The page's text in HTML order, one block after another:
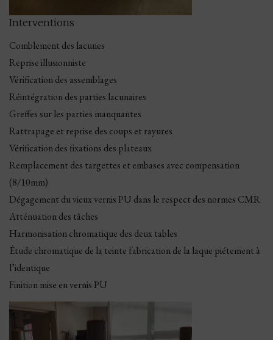
Interventions
Comblement des lacunes
Reprise illusionniste
Vérification des assemblages
Réintégration des parties lacunaires
Greffes sur les parties manquantes
Rattrapage et reprise des coups et rayures
Vérification des fixations des plateaux
Remplacement des targettes et embases avec compensation
(8/10mm)
Dégagement du vieux vernis PU dans le respect des normes CMR
Atténuation des tâches
Harmonisation chromatique des deux tables
Étude chromatique de la teinte fabrication de la laque piétement à
l’identique
Finition mise en vernis PU